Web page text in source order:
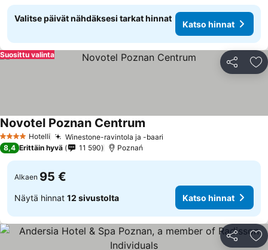
Valitse päivät nähdäksesi tarkat hinnat
Katso hinnat
Jaa
Suosittu valinta
4 Tähtiluokitus
Hotelli Winestone-ravintola ja -baari
Novotel Poznan Centrum
8,4 Erittäin hyvä 11 590 Poznań
Alkaen 95 €
Näytä hinnat 12 sivustolta Katso hinnat
Jaa